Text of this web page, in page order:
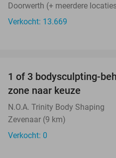
Doorwerth (+ meerdere
Verkocht: 13.669
TODAY
1 of 3 bodysculpting-
zone naar keuze
N.O.A. Trinity Body Shaping
Zevenaar (9 km)
Verkocht: 0